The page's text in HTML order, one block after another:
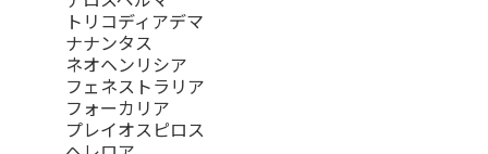
トリコディアデマ
ナナンタス
ネオヘンリシア
フェネストラリア
フォーカリア
プレイオスピロス